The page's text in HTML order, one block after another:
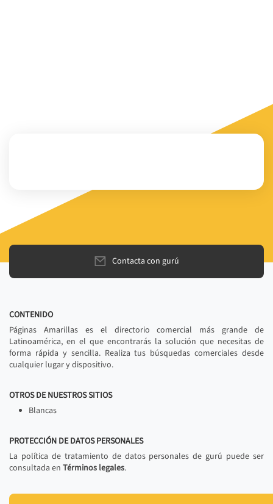
Contacta con gurú
CONTENIDO
Páginas Amarillas es el directorio comercial más grande de
Latinoamérica, en el que encontrarás la solución que necesitas de
forma rápida y sencilla. Realiza tus búsquedas comerciales desde
cualquier lugar y dispositivo.
OTROS DE NUESTROS SITIOS
Blancas
PROTECCIÓN DE DATOS PERSONALES
La política de tratamiento de datos personales de gurú puede ser
consultada en Términos legales.